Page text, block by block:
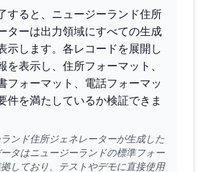
すると、ニュージーランド住所
ターは出力領域にすべての生成
示します。各レコードを展開し
を表示し、住所フォーマット、
フォーマット、電話フォーマッ
件を満たしているか検証できま
ンド住所ジェネレーターが生成した
タはニュージーランドの標準フォー
しており、テストやデモに直接使用